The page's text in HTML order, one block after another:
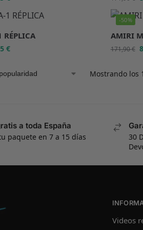
€
-50%
AMIRI
171,90€
Mostrando los
a toda España
paquete en 7 a 15 días
30
Videos